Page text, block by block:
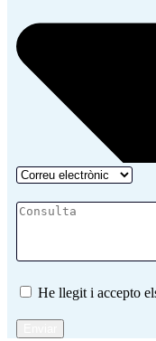
He llegit i accepto